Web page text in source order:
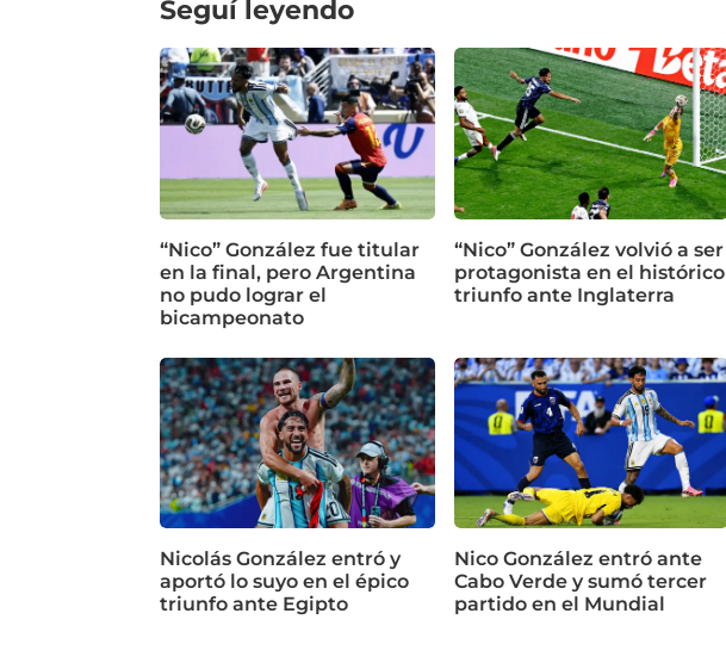
Seguí leyendo
“Nico” González fue titular
en la final, pero Argentina
no pudo lograr el
bicampeonato
“Nico” González volvió a ser
protagonista en el histórico
triunfo ante Inglaterra
Nicolás González entró y
aportó lo suyo en el épico
triunfo ante Egipto
Nico González entró ante
Cabo Verde y sumó tercer
partido en el Mundial